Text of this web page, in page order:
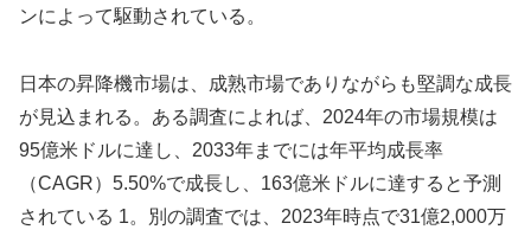
ンによって駆動されている。
日本の昇降機市場は、成熟市場でありながらも堅調な成長
が見込まれる。ある調査によれば、2024年の市場規模は
95億米ドルに達し、2033年までには年平均成長率
（CAGR）5.50%で成長し、163億米ドルに達すると予測
されている 1。別の調査では、2023年時点で31億2,000万